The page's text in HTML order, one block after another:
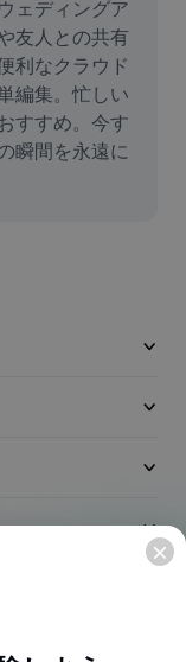
ェディングア
友人との共有
利なクラウド
編集。忙しい
すすめ。今す
瞬間を永遠に